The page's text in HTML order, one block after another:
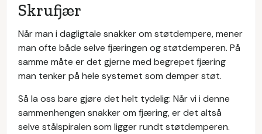
Skrufjær
Når man i dagligtale snakker om støtdempere, mener
man ofte både selve fjæringen og støtdemperen. På
samme måte er det gjerne med begrepet fjæring
man tenker på hele systemet som demper støt.
Så la oss bare gjøre det helt tydelig: Når vi i denne
sammenhengen snakker om fjæring, er det altså
selve stålspiralen som ligger rundt støtdemperen.